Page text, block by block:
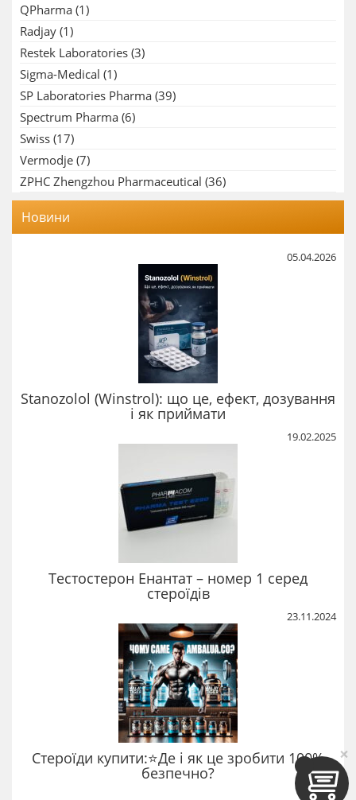
QPharma (1)
Radjay (1)
Restek Laboratories (3)
Sigma-Medical (1)
SP Laboratories Pharma (39)
Spectrum Pharma (6)
Swiss (17)
Vermodje (7)
ZPHC Zhengzhou Pharmaceutical (36)
Новини
05.04.2026
Stanozolol (Winstrol): що це, ефект, дозування
і як приймати
19.02.2025
Тестостерон Енантат – номер 1 серед
стероїдів
23.11.2024
Стероїди купити:⭐Де і як це зробити 100%
безпечно?
×